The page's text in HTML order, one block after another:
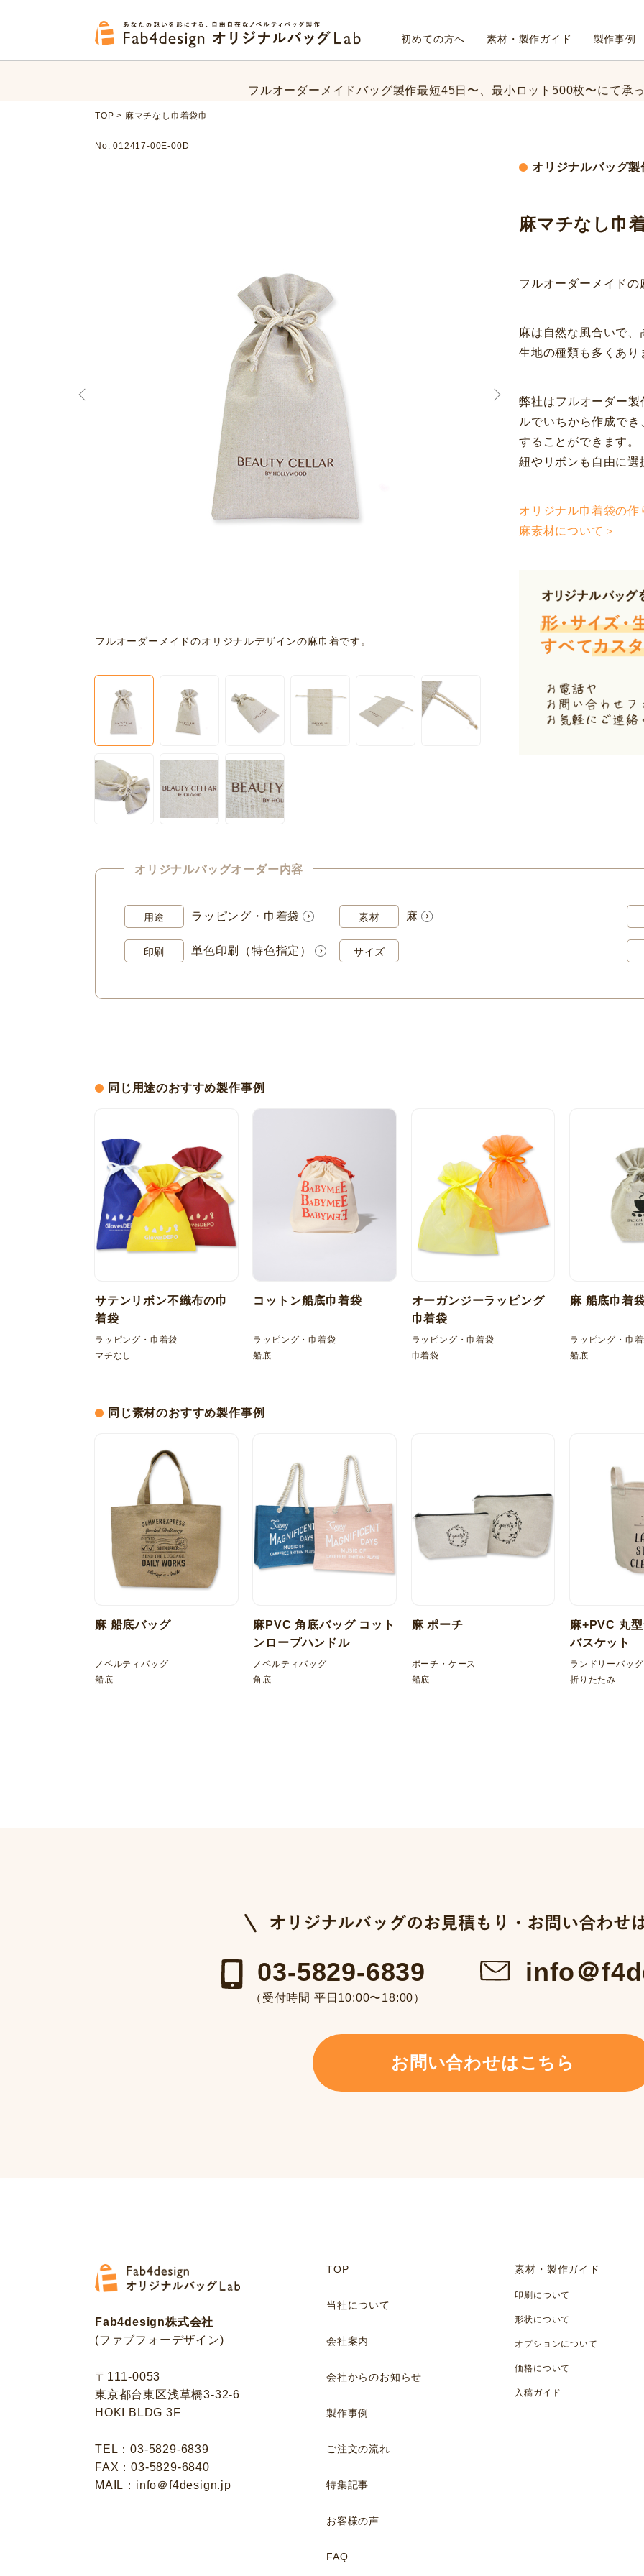
初めての方へ 素材・製作ガイド 製作事例
オリジナルバッグのデザイン、素材、数量、納期など、まずはお気軽にご
最小ロット500枚〜にて承
TOP > 麻マチなし巾着袋巾
No. 012417-00E-00D
フルオーダーメイドのオリジナルデザインの麻巾着です。
オリジナルバッグ製
麻マチなし巾
フルオーダーメイドの
麻は自然な風合いで、
生地の種類も多くあり
弊社はフルオーダー
ルでいちから作成で
することができます。
紐やリボンも自由に選
オリジナル巾着袋の作
麻素材について＞
オリジナルバッグオーダー内容
用途 ラッピング・巾着袋 素材 麻
印刷 単色印刷（特色指定） サイズ
同じ用途のおすすめ製作事例
サテンリボン不織布の巾
着袋
ラッピング・巾着袋
マチなし
コットン船底巾着袋
ラッピング・巾着袋
船底
オーガンジーラッピング
巾着袋
ラッピング・巾着袋
巾着袋
麻 船底巾着
ラッピング・巾
船底
同じ素材のおすすめ製作事例
麻 船底バッグ
ノベルティバッグ
船底
麻PVC 角底バッグ コット
ンロープハンドル
ノベルティバッグ
角底
麻 ポーチ
ポーチ・ケース
船底
麻+PVC 丸
バスケット
ランドリーバッグ
折りたたみ
03-5829-6839
（受付時間 平日10:00〜18:00）
info＠
お問い合わせはこちら
Fab4design株式会社
(ファブフォーデザイン)
〒111-0053
東京都台東区浅草橋3-32-6
HOKI BLDG 3F
TEL：03-5829-6839
FAX：03-5829-6840
MAIL：info＠f4design.jp
TOP
当社について
会社案内
会社からのお知らせ
製作事例
ご注文の流れ
特集記事
お客様の声
FAQ
素材・製作ガイド
印刷について
形状について
オプションについて
価格について
入稿ガイド